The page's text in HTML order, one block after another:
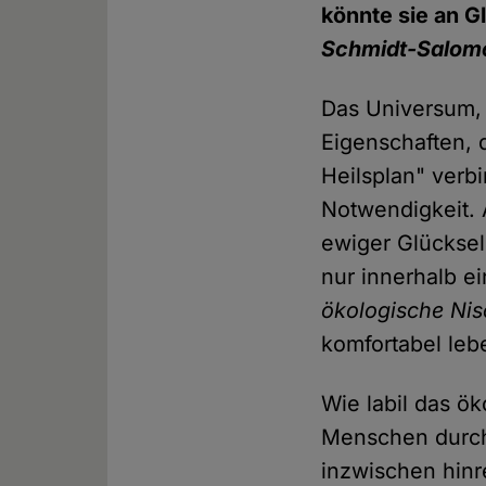
könnte sie an
Schmidt-
Das
Eigenschaften,
Heilsplan"
Notwendigkeit.
ewiger
nur innerhalb
ökologische
komfortabel
Wie labil das
Menschen
inzwischen